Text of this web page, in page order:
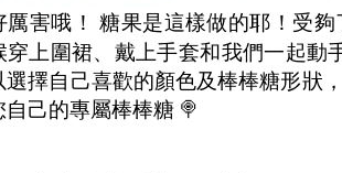
害哦！
糖果是這樣做的耶！受
穿上圍裙、戴上手套和我們一起動
選擇自己喜歡的顏色及棒棒糖形狀
自己的專屬棒棒糖 🍭